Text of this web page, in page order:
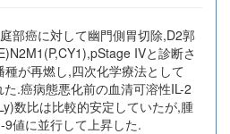
部癌に対して幽門側胃切除,D2郭
IVと診断さ
が再燃し,四次化学療法として
.癌病態悪化前の血清可溶性IL-2
数比は比較的安定していたが,腫
値に並行して上昇した.